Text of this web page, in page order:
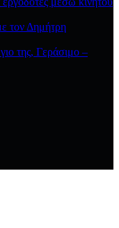
τον Δημήτρη
της, Γεράσιμο –